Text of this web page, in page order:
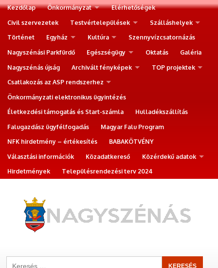
Kezdőlap Önkormányzat
Elérhetőségek
Civil szervezetek
Testvértelepülések
Szálláshelyek
Történet
Egyház Kultúra
Szennyvízcsatornázás
Nagyszénási Parkfürdő
Egészségügy Oktatás
Galéria
Nagyszénás újság
Archivált fényképek
TOP projektek
Csatlakozás az ASP rendszerhez
Önkormányzati elektronikus ügyintézés
Életkezdési támogatás és Start-számla
Hulladékszállítás
Falugazdász ügyfélfogadás
Magyar Falu Program
NFK hirdetmény – értékesítés
BABAKÖTVÉNY
Választási információk
Közadatkereső
Közérdekű adatok
Hirdetmények
Településrendezési terv 2024